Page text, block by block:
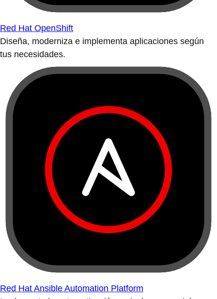
Red Hat OpenShift
Diseña, moderniza e implementa aplicaciones según
tus necesidades.
Red Hat Ansible Automation Platform